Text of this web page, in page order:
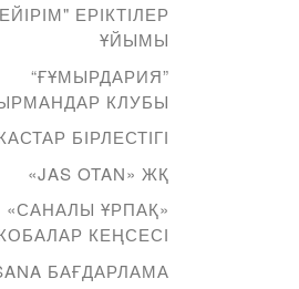
ЕРІКТІЛЕР
ҰЙЫМЫ
“ҒҰМЫРДАРИЯ”
КЛУБЫ
БІРЛЕСТІГІ
«JAS OTAN» ЖҚ
«САНАЛЫ ҰРПАҚ»
КЕҢСЕСІ
БАҒДАРЛАМА